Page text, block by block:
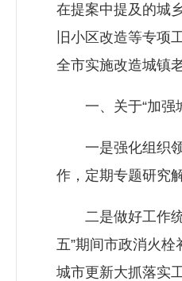
在提案中提及的城
旧小区改造等专项
全市实施改造城镇
一、关于“加强城
一是强化组织领
作，定期专题研究
二是做好工作统
五”期间市政消火
城市更新大抓落实